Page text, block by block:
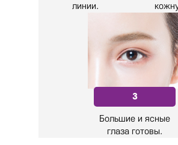
линии.
3
Большие и ясные
глаза готовы.